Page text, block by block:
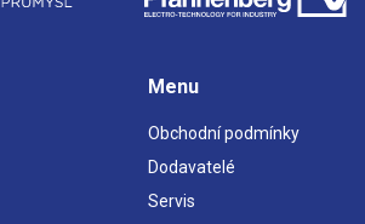
Menu
Obchodní podmínky
Dodavatelé
Servis